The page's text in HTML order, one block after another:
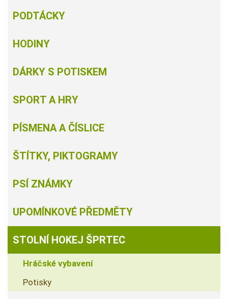
PODTÁCKY
HODINY
DÁRKY S POTISKEM
SPORT A HRY
PÍSMENA A ČÍSLICE
ŠTÍTKY, PIKTOGRAMY
PSÍ ZNÁMKY
UPOMÍNKOVÉ PŘEDMĚTY
STOLNÍ HOKEJ ŠPRTEC
Hráčské vybavení
Potisky